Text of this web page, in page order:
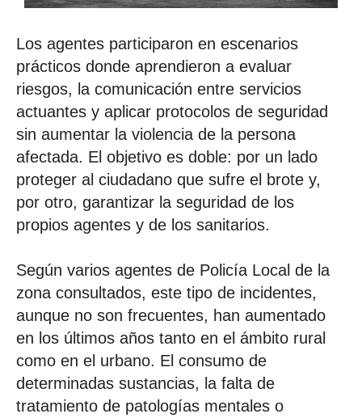
Los agentes participaron en escenarios
prácticos donde aprendieron a evaluar
riesgos, la comunicación entre servicios
actuantes y aplicar protocolos de seguridad
sin aumentar la violencia de la persona
afectada. El objetivo es doble: por un lado
proteger al ciudadano que sufre el brote y,
por otro, garantizar la seguridad de los
propios agentes y de los sanitarios.
Según varios agentes de Policía Local de la
zona consultados, este tipo de incidentes,
aunque no son frecuentes, han aumentado
en los últimos años tanto en el ámbito rural
como en el urbano. El consumo de
determinadas sustancias, la falta de
tratamiento de patologías mentales o